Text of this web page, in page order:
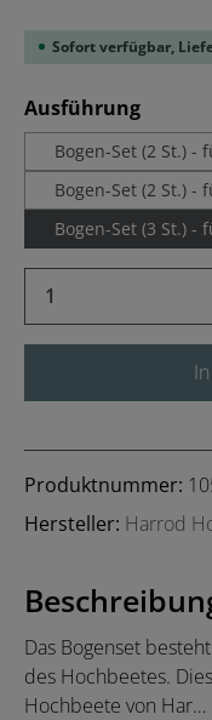
Sofort verfügbar,
Ausführung
Bogen-Set (2 St.) -
Bogen-Set (2 St.) -
Bogen-Set (3 St.) -
Produkt
Produktnummer:
Hersteller: Harrod
Das Bogenset
des Hochbeetes.
Hochbeete von Har…